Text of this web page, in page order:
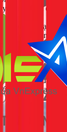
rung lắc do gió
Đấu nối lại
đường xả tràn.
phao cơ (phao
khi đầy, tránh lãng
khi kết nối xong,
mối nối, đảm
khi bàn giao.